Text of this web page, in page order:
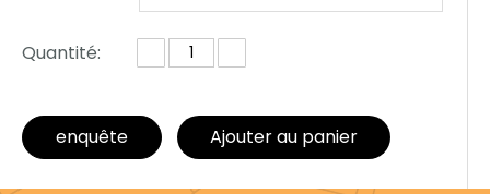
Quantité:
enquête Ajouter au panier